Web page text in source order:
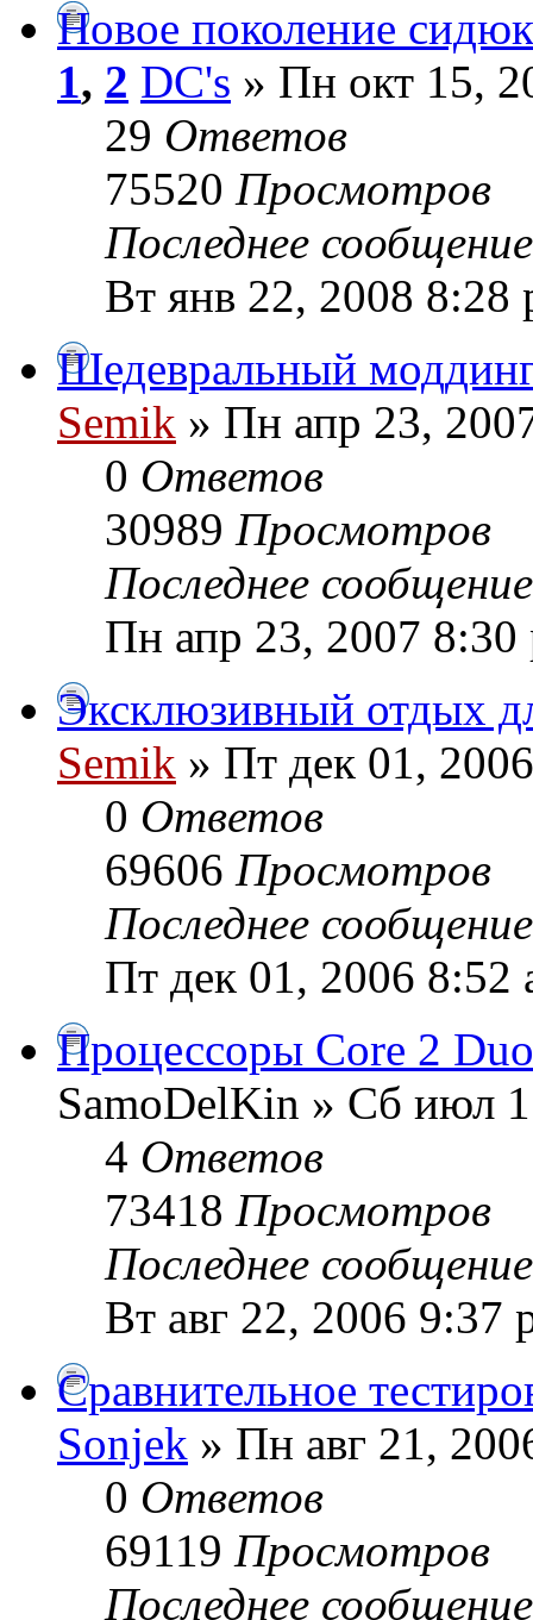
Новое поколение
1, 2 DC's » Пн окт 15,
29 Ответов
75520 Просмотров
Последнее
Вт янв 22, 2008 8:28
Шедевральный
Semik » Пн апр 23,
0 Ответов
30989 Просмотров
Последнее
Пн апр 23, 2007 8:30
Эксклюзивный отдых
Semik » Пт дек 01,
0 Ответов
69606 Просмотров
Последнее
Пт дек 01, 2006 8:52
Процессоры Core 2
SamoDelKin » Сб июл
4 Ответов
73418 Просмотров
Последнее
Вт авг 22, 2006 9:37
Сравнительное
Sonjek » Пн авг 21,
0 Ответов
69119 Просмотров
Последнее